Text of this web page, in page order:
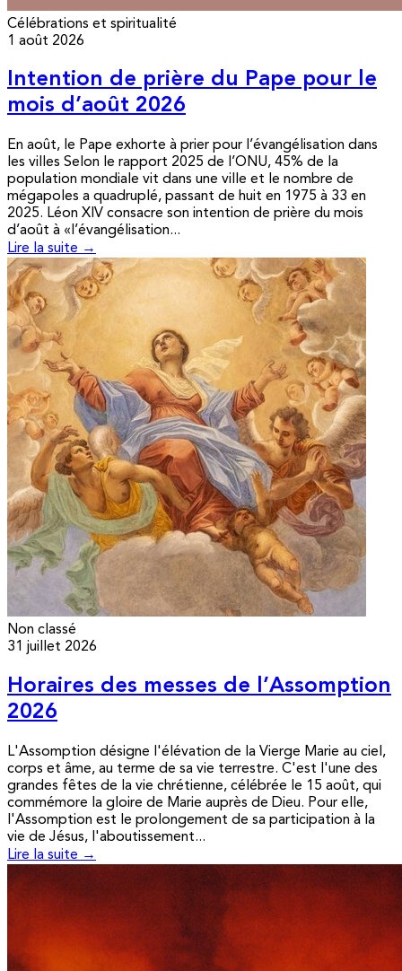
Célébrations et spiritualité
1 août 2026
Intention de prière du Pape pour le
mois d’août 2026
En août, le Pape exhorte à prier pour l’évangélisation dans
les villes Selon le rapport 2025 de l’ONU, 45% de la
population mondiale vit dans une ville et le nombre de
mégapoles a quadruplé, passant de huit en 1975 à 33 en
2025. Léon XIV consacre son intention de prière du mois
d’août à «l’évangélisation...
Lire la suite →
Non classé
31 juillet 2026
Horaires des messes de l’Assomption
2026
L'Assomption désigne l'élévation de la Vierge Marie au ciel,
corps et âme, au terme de sa vie terrestre. C'est l'une des
grandes fêtes de la vie chrétienne, célébrée le 15 août, qui
commémore la gloire de Marie auprès de Dieu. Pour elle,
l'Assomption est le prolongement de sa participation à la
vie de Jésus, l'aboutissement...
Lire la suite →